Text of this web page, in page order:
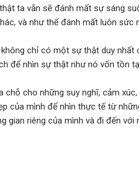
ta vẫn sẽ đánh mất sự sáng
và như thế đánh mất luôn sức
chỉ có một sự thật duy
để nhìn sự thật như nó vốn tồn
chỗ cho những suy nghĩ, cảm
của mình để nhìn thực tế từ
gian riêng của mình và đi đến